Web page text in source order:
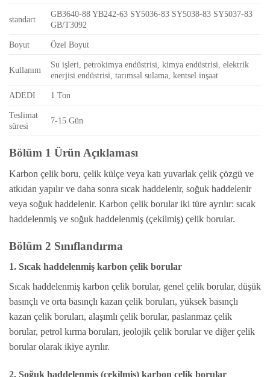
standart
GB3640-88 YB242-63 SY5036-83 SY5038-83 SY5037-83
GB/T3092
Boyut Özel Boyut
Kullanım
Su işleri, petrokimya endüstrisi, kimya endüstrisi, elektrik
enerjisi endüstrisi, tarımsal sulama, kentsel inşaat
ADEDI 1 Ton
Teslimat
süresi
7-15 Gün
Bölüm 1 Ürün Açıklaması
Karbon çelik boru, çelik külçe veya katı yuvarlak çelik çözgü ve
atkıdan yapılır ve daha sonra sıcak haddelenir, soğuk haddelenir
veya soğuk haddelenir. Karbon çelik borular iki türe ayrılır: sıcak
haddelenmiş ve soğuk haddelenmiş (çekilmiş) çelik borular.
Bölüm 2 Sınıflandırma
1. Sıcak haddelenmiş karbon çelik borular
Sıcak haddelenmiş karbon çelik borular, genel çelik borular, düşük
basınçlı ve orta basınçlı kazan çelik boruları, yüksek basınçlı
kazan çelik boruları, alaşımlı çelik borular, paslanmaz çelik
borular, petrol kırma boruları, jeolojik çelik borular ve diğer çelik
borular olarak ikiye ayrılır.
2. Soğuk haddelenmiş (çekilmiş) karbon çelik borular